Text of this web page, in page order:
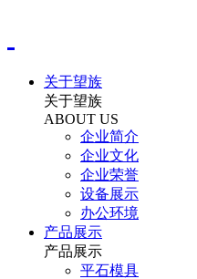
关于望族
关于望族
ABOUT US
企业简介
企业文化
企业荣誉
设备展示
办公环境
产品展示
产品展示
平石模具